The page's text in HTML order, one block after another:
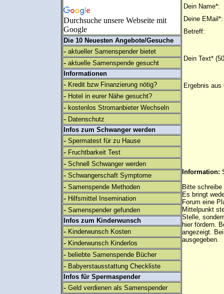
Durchsuche unsere Webseite mit
Google
Die 10 Neuesten Angebote/Gesuche
- aktueller Samenspender bietet
- aktuelle Samenspende gesucht
Informationen
- Kredit bzw Finanzierung nötig?
- Hotel in eurer Nähe gesucht?
- kostenlos Stromanbieter Wechseln
- Datenschutz
Infos zum Schwanger werden
- Spermatest für zu Hause
- Fruchtbarkeit Test
- Schnell Schwanger werden
- Schwangerschaft Symptome
- Samenspende Methoden
- Hilfsmittel Insemination
- Samenspender gefunden
Infos zum Kinderwunsch
- Kinderwunsch Kosten
- Kinderwunsch Kinderlos
- beliebte Samenspende Bücher
- Babyerstausstattung Checkliste
Infos für Spermaspender
- Geld verdienen als Samenspender
Dein Name*:
Deine EMail*:
Betreff:
Dein Text*
Ergebnis aus
Information:
Bitte
Es bringt
Forum eine
Mittelpunkt
Stelle,
hier fördern.
angezeigt.
ausgegeben.